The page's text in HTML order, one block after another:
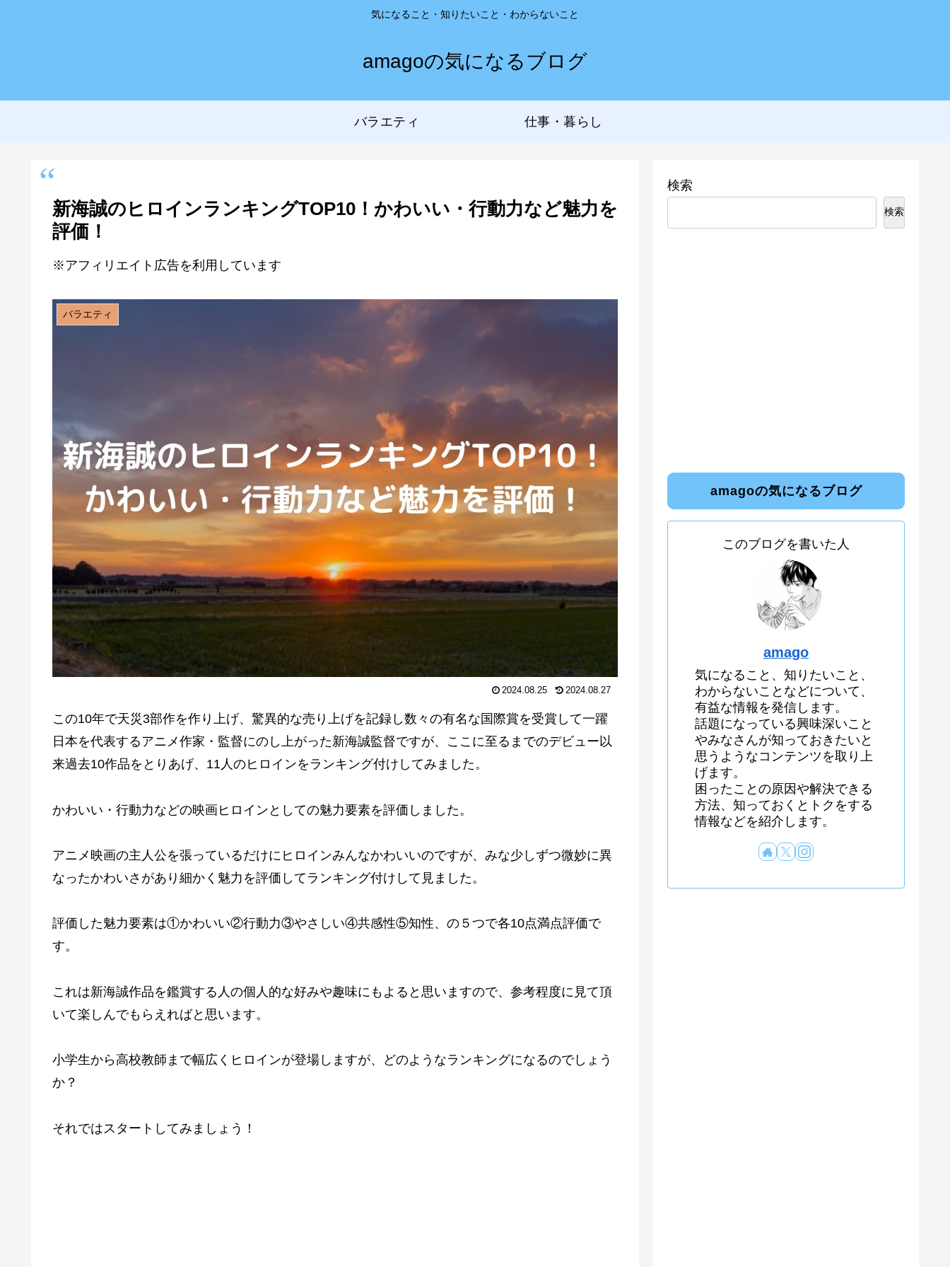
気になること・知りたいこと・わからないこと
amagoの気になるブログ
バラエティ 仕事・暮らし
新海誠のヒロインランキングTOP10！かわいい・行動力など魅力を
評価！
※アフィリエイト広告を利用しています
バラエティ
2024.08.25 2024.08.27
この10年で天災3部作を作り上げ、驚異的な売り上げを記録し数々の有名な国際賞を受賞して一躍
日本を代表するアニメ作家・監督にのし上がった新海誠監督ですが、ここに至るまでのデビュー以
来過去10作品をとりあげ、11人のヒロインをランキング付けしてみました。
かわいい・行動力などの映画ヒロインとしての魅力要素を評価しました。
アニメ映画の主人公を張っているだけにヒロインみんなかわいいのですが、みな少しずつ微妙に異
なったかわいさがあり細かく魅力を評価してランキング付けして見ました。
評価した魅力要素は①かわいい②行動力③やさしい④共感性⑤知性、の５つで各10点満点評価で
す。
これは新海誠作品を鑑賞する人の個人的な好みや趣味にもよると思いますので、参考程度に見て頂
いて楽しんでもらえればと思います。
小学生から高校教師まで幅広くヒロインが登場しますが、どのようなランキングになるのでしょう
か？
それではスタートしてみましょう！
検索
検索
amagoの気になるブログ
このブログを書いた人
amago
気になること、知りたいこと、
わからないことなどについて、
有益な情報を発信します。
話題になっている興味深いこと
やみなさんが知っておきたいと
思うようなコンテンツを取り上
げます。
困ったことの原因や解決できる
方法、知っておくとトクをする
情報などを紹介します。